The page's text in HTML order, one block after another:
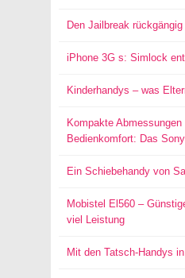
Den Jailbreak
iPhone 3G s: Simlock
Kinderhandys – was
Kompakte Abmessungen
Bedienkomfort: Das
Ein Schiebehandy von
Mobistel El560 –
viel Leistung
Mit den Tatsch-Handys